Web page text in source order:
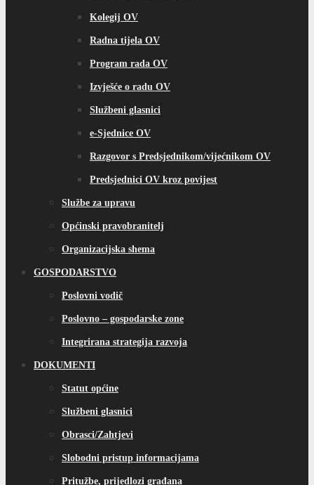
Kolegij OV
Radna tijela OV
Program rada OV
Izvješće o radu OV
Službeni glasnici
e-Sjednice OV
Razgovor s Predsjednikom/vijećnikom OV
Predsjednici OV kroz povijest
Službe za upravu
Općinski pravobranitelj
Organizacijska shema
GOSPODARSTVO
Poslovni vodič
Poslovno – gospodarske zone
Integrirana strategija razvoja
DOKUMENTI
Statut općine
Službeni glasnici
Obrasci/Zahtjevi
Slobodni pristup informacijama
Pritužbe, prijedlozi građana